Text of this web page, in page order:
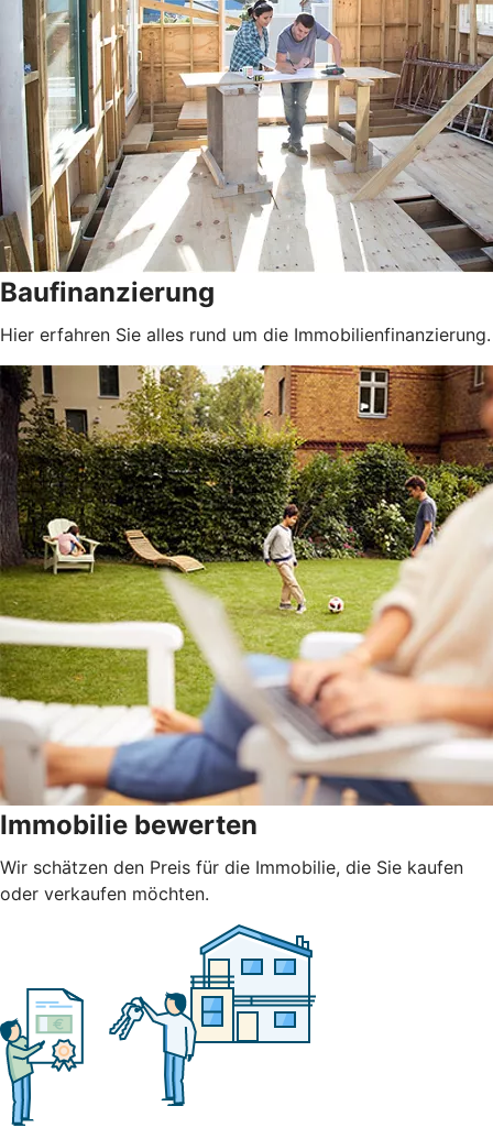
Baufinanzierung
Hier erfahren Sie alles rund um die Immobilienfinanzierung.
Immobilie bewerten
Wir schätzen den Preis für die Immobilie, die Sie kaufen
oder verkaufen möchten.